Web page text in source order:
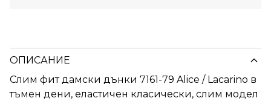
ОПИСАНИЕ
Слим фит дамски дънки 7161-79 Alice / Lacarino в
тъмен дени, еластичен класически, слим модел